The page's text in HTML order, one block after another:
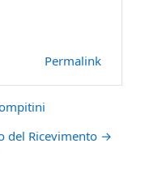
Permalink
del Ricevimento →